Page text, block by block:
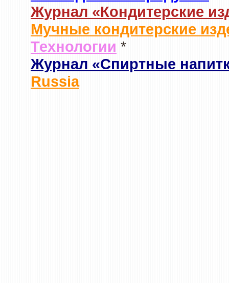
Журнал «Кондитерские
Мучные кондитерские
Технологии *
Журнал «Спиртные
Russia